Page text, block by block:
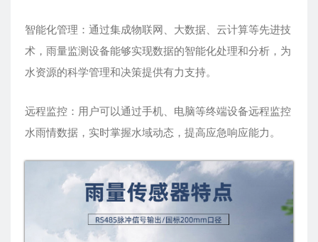
智能化管理：通过集成物联网、大数据、云计算等先进技
术，雨量监测设备能够实现数据的智能化处理和分析，为
水资源的科学管理和决策提供有力支持。
远程监控：用户可以通过手机、电脑等终端设备远程监控
水雨情数据，实时掌握水域动态，提高应急响应能力。